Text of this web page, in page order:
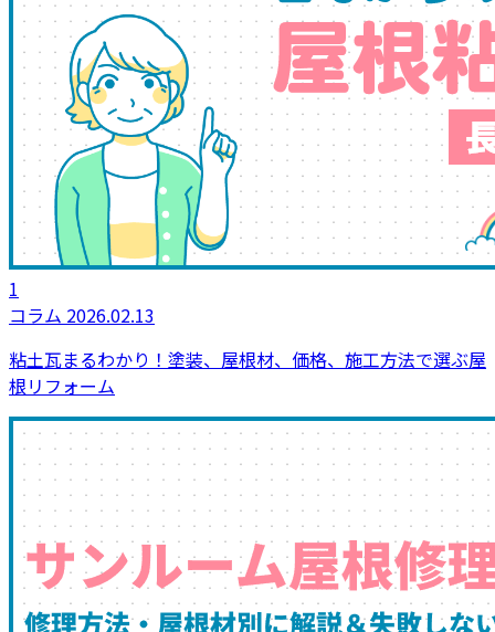
1
コラム 2026.02.13
粘土瓦まるわかり！塗装、屋根材、価格、施工方法で選ぶ屋
根リフォーム